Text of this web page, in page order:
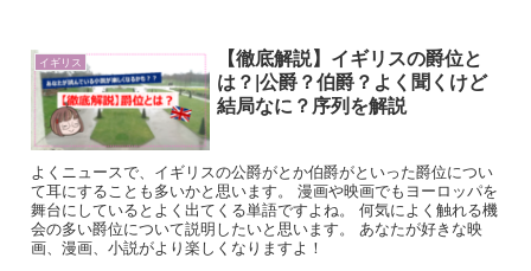
イギリス
【徹底解説】イギリスの爵位と
は？|公爵？伯爵？よく聞くけど
結局なに？序列を解説
よくニュースで、イギリスの公爵がとか伯爵がといった爵位につい
て耳にすることも多いかと思います。 漫画や映画でもヨーロッパを
舞台にしているとよく出てくる単語ですよね。 何気によく触れる機
会の多い爵位について説明したいと思います。 あなたが好きな映
画、漫画、小説がより楽しくなりますよ！